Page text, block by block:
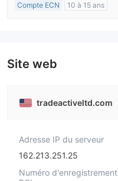
Compte ECN
10 à 15 ans
Site web
tradeactiveltd.com
Adresse IP du serveur
162.213.251.25
Numéro d'enregistrement